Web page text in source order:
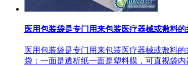
医用包装袋‌是专门用来包装医疗器械或敷料的
医用包装袋‌是专门用来包装医疗器械或敷料
袋‌：一面是透析纸一面是塑料膜，可直视袋